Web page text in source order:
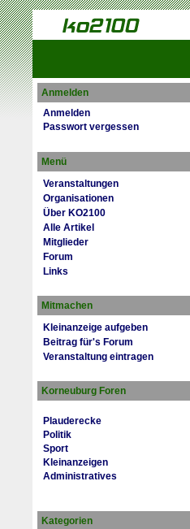
Anmelden
Anmelden
Passwort vergessen
Menü
Veranstaltungen
Organisationen
Über KO2100
Alle Artikel
Mitglieder
Forum
Links
Mitmachen
Kleinanzeige aufgeben
Beitrag für's Forum
Veranstaltung eintragen
Korneuburg Foren
Plauderecke
Politik
Sport
Kleinanzeigen
Administratives
Kategorien